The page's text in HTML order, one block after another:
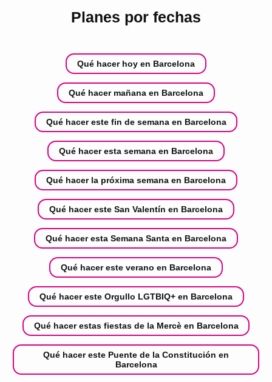
Planes por fechas
Qué hacer hoy en Barcelona
Qué hacer mañana en Barcelona
Qué hacer este fin de semana en Barcelona
Qué hacer esta semana en Barcelona
Qué hacer la próxima semana en Barcelona
Qué hacer este San Valentín en Barcelona
Qué hacer esta Semana Santa en Barcelona
Qué hacer este verano en Barcelona
Qué hacer este Orgullo LGTBIQ+ en Barcelona
Qué hacer estas fiestas de la Mercè en Barcelona
Qué hacer este Puente de la Constitución en
Barcelona